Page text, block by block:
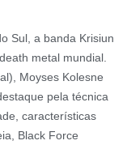
Sul, a banda Krisiun
metal mundial.
Moyses Kolesne
pela técnica
características
Black Force